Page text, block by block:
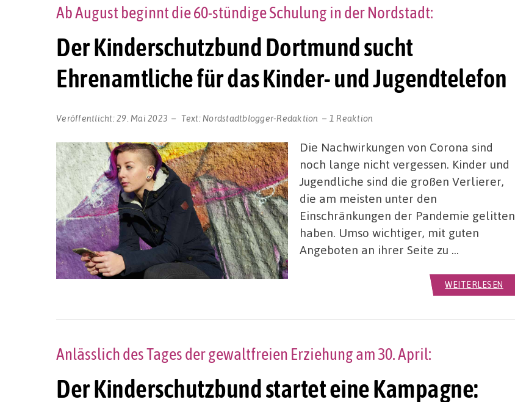
Der Kinderschutzbund Dortmund sucht
Ehrenamtliche für das Kinder- und Jugendtelefon
Ab August beginnt die 60-stündige Schulung in der Nordstadt:
Veröffentlicht:29. Mai 2023 Text: Nordstadtblogger-Redaktion 1 Reaktion
Die Nachwirkungen von Corona sind
noch lange nicht vergessen. Kinder und
Jugendliche sind die großen Verlierer,
die am meisten unter den
Einschränkungen der Pandemie gelitten
haben. Umso wichtiger, mit guten
Angeboten an ihrer Seite zu …
WEITERLESEN
Der Kinderschutzbund startet eine Kampagne:
Anlässlich des Tages der gewaltfreien Erziehung am 30. April: